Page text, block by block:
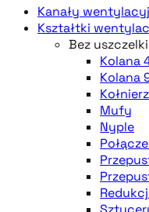
Kanały
Kształtki
Bez uszczelki
Kolana
Kolana
Mufy
Nyple